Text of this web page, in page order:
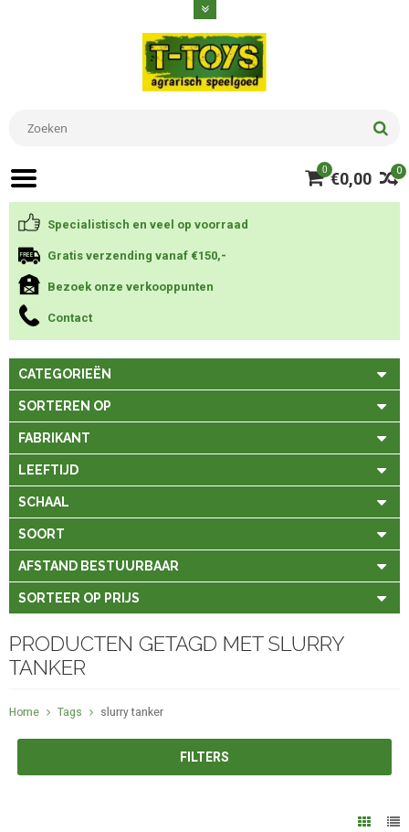
0
0 €0,00
Specialistisch en veel op voorraad
Gratis verzending vanaf €150,-
Bezoek onze verkooppunten
Contact
CATEGORIEËN
SORTEREN OP
FABRIKANT
LEEFTIJD
SCHAAL
SOORT
AFSTAND BESTUURBAAR
SORTEER OP PRIJS
PRODUCTEN GETAGD MET SLURRY
TANKER
Home Tags slurry tanker
FILTERS